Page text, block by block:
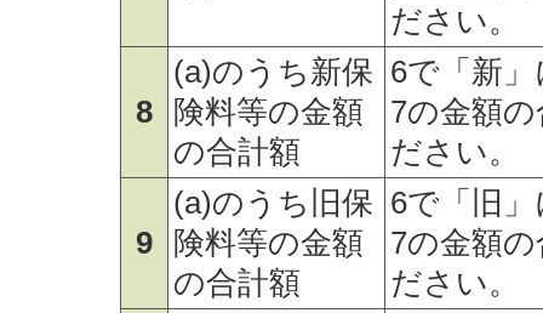
ださい。
8
(a)のうち新保
険料等の金額
の合計額
6で「新
7の金額
ださい。
9
(a)のうち旧保
険料等の金額
の合計額
6で「旧
7の金額
ださい。